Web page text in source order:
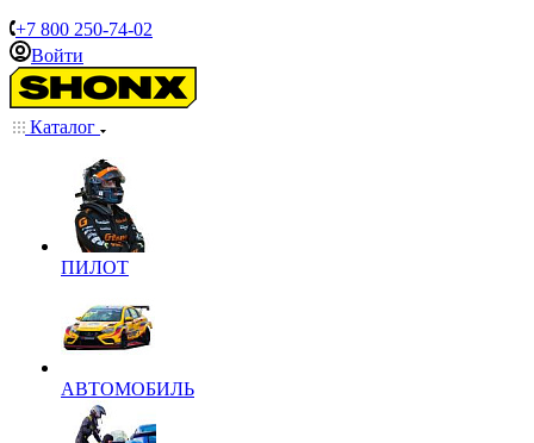
+7 800 250-74-02
Войти
Каталог
ПИЛОТ
АВТОМОБИЛЬ